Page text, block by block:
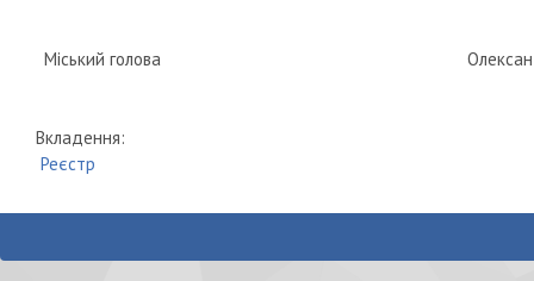
Міський голова
Вкладення:
Реєстр